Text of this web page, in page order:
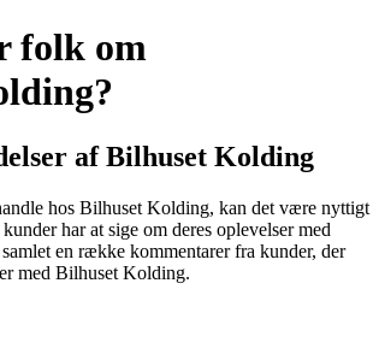
folk om
af Bilhuset Kolding
hos Bilhuset Kolding, kan det være nyttigt
har at sige om deres oplevelser med
en række kommentarer fra kunder, der
med Bilhuset Kolding.